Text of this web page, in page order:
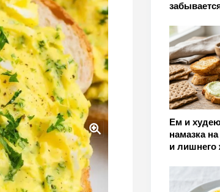
Ем и
намазка
и лишнего
Добавлю 2 продукта -